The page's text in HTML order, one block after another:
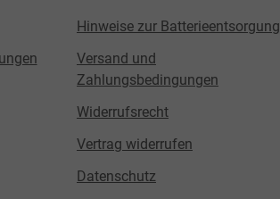
Hinweise zur Batterieentsorgung
Versand und
Zahlungsbedingungen
Widerrufsrecht
Vertrag widerrufen
Datenschutz